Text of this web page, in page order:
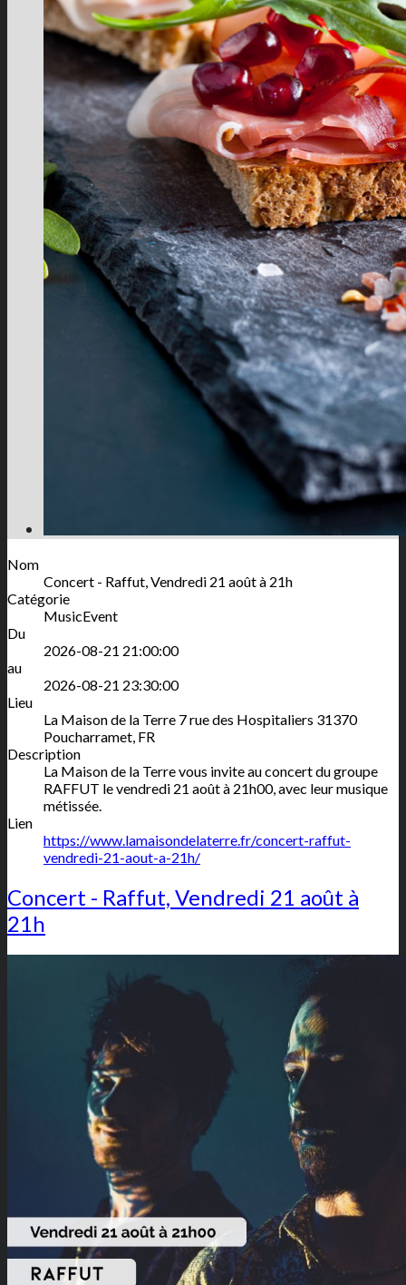
Nom
Concert - Raffut, Vendredi 21 août à 21h
Catégorie
MusicEvent
Du
2026-08-21 21:00:00
au
2026-08-21 23:30:00
Lieu
La Maison de la Terre 7 rue des Hospitaliers 31370
Poucharramet, FR
Description
La Maison de la Terre vous invite au concert du groupe
RAFFUT le vendredi 21 août à 21h00, avec leur musique
métissée.
Lien
https://www.lamaisondelaterre.fr/concert-raffut-
vendredi-21-aout-a-21h/
Concert - Raffut, Vendredi 21 août à
21h